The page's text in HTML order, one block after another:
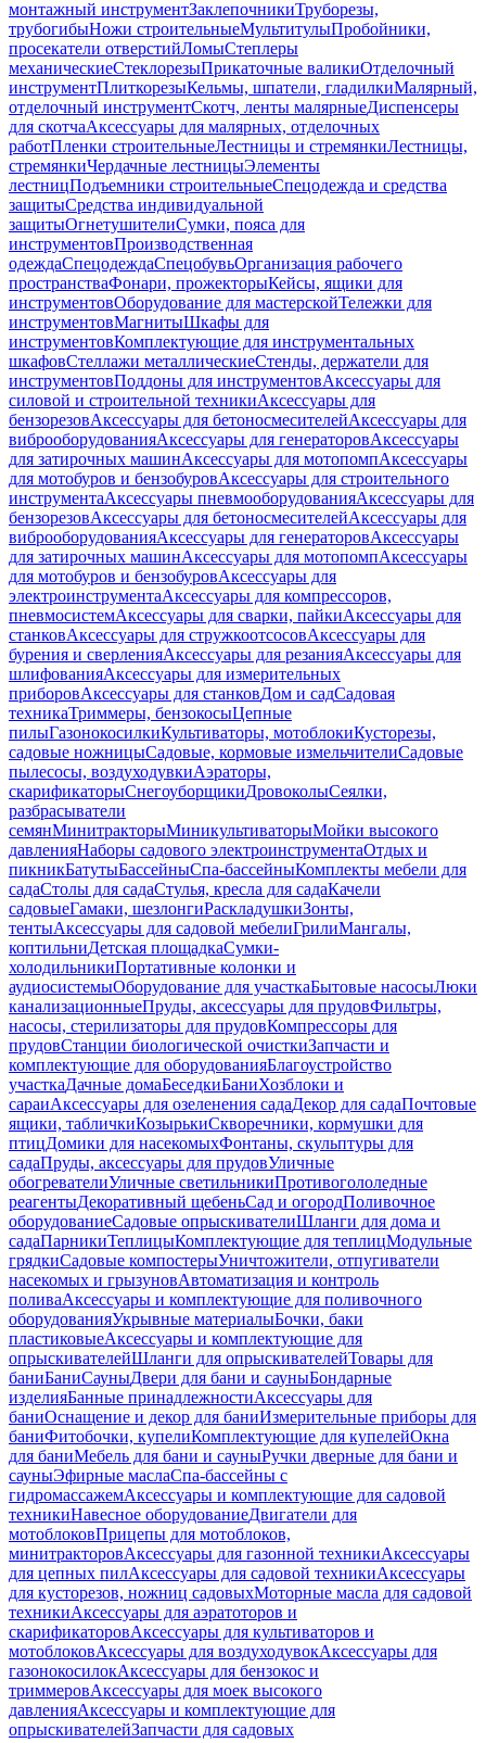
монтажный инструментЗаклепочникиТруборезы,
трубогибыНожи строительныеМультитулыПробойники,
просекатели отверстийЛомыСтеплеры
механическиеСтеклорезыПрикаточные валикиОтделочный
инструментПлиткорезыКельмы, шпатели, гладилкиМалярный,
отделочный инструментСкотч, ленты малярныеДиспенсеры
для скотчаАксессуары для малярных, отделочных
работПленки строительныеЛестницы и стремянкиЛестницы,
стремянкиЧердачные лестницыЭлементы
лестницПодъемники строительныеСпецодежда и средства
защитыСредства индивидуальной
защитыОгнетушителиСумки, пояса для
инструментовПроизводственная
одеждаСпецодеждаСпецобувьОрганизация рабочего
пространстваФонари, прожекторыКейсы, ящики для
инструментовОборудование для мастерскойТележки для
инструментовМагнитыШкафы для
инструментовКомплектующие для инструментальных
шкафовСтеллажи металлическиеСтенды, держатели для
инструментовПоддоны для инструментовАксессуары для
силовой и строительной техникиАксессуары для
бензорезовАксессуары для бетоносмесителейАксессуары для
виброоборудованияАксессуары для генераторовАксессуары
для затирочных машинАксессуары для мотопомпАксессуары
для мотобуров и бензобуровАксессуары для строительного
инструментаАксессуары пневмооборудованияАксессуары для
бензорезовАксессуары для бетоносмесителейАксессуары для
виброоборудованияАксессуары для генераторовАксессуары
для затирочных машинАксессуары для мотопомпАксессуары
для мотобуров и бензобуровАксессуары для
электроинструментаАксессуары для компрессоров,
пневмосистемАксессуары для сварки, пайкиАксессуары для
станковАксессуары для стружкоотсосовАксессуары для
бурения и сверленияАксессуары для резанияАксессуары для
шлифованияАксессуары для измерительных
приборовАксессуары для станковДом и садСадовая
техникаТриммеры, бензокосыЦепные
пилыГазонокосилкиКультиваторы, мотоблокиКусторезы,
садовые ножницыСадовые, кормовые измельчителиСадовые
пылесосы, воздуходувкиАэраторы,
скарификаторыСнегоуборщикиДровоколыСеялки,
разбрасыватели
семянМинитракторыМиникультиваторыМойки высокого
давленияНаборы садового электроинструментаОтдых и
пикникБатутыБассейныСпа-бассейныКомплекты мебели для
садаСтолы для садаСтулья, кресла для садаКачели
садовыеГамаки, шезлонгиРаскладушкиЗонты,
тентыАксессуары для садовой мебелиГрилиМангалы,
коптильниДетская площадкаСумки-
холодильникиПортативные колонки и
аудиосистемыОборудование для участкаБытовые насосыЛюки
канализационныеПруды, аксессуары для прудовФильтры,
насосы, стерилизаторы для прудовКомпрессоры для
прудовСтанции биологической очисткиЗапчасти и
комплектующие для оборудованияБлагоустройство
участкаДачные домаБеседкиБаниХозблоки и
сараиАксессуары для озеленения садаДекор для садаПочтовые
ящики, табличкиКозырькиСкворечники, кормушки для
птицДомики для насекомыхФонтаны, скульптуры для
садаПруды, аксессуары для прудовУличные
обогревателиУличные светильникиПротивогололедные
реагентыДекоративный щебеньСад и огородПоливочное
оборудованиеСадовые опрыскивателиШланги для дома и
садаПарникиТеплицыКомплектующие для теплицМодульные
грядкиСадовые компостерыУничтожители, отпугиватели
насекомых и грызуновАвтоматизация и контроль
поливаАксессуары и комплектующие для поливочного
оборудованияУкрывные материалыБочки, баки
пластиковыеАксессуары и комплектующие для
опрыскивателейШланги для опрыскивателейТовары для
баниБаниСауныДвери для бани и сауныБондарные
изделияБанные принадлежностиАксессуары для
баниОснащение и декор для баниИзмерительные приборы для
баниФитобочки, купелиКомплектующие для купелейОкна
для баниМебель для бани и сауныРучки дверные для бани и
сауныЭфирные маслаСпа-бассейны с
гидромассажемАксессуары и комплектующие для садовой
техникиНавесное оборудованиеДвигатели для
мотоблоковПрицепы для мотоблоков,
минитракторовАксессуары для газонной техникиАксессуары
для цепных пилАксессуары для садовой техникиАксессуары
для кусторезов, ножниц садовыхМоторные масла для садовой
техникиАксессуары для аэратоторов и
скарификаторовАксессуары для культиваторов и
мотоблоковАксессуары для воздуходувокАксессуары для
газонокосилокАксессуары для бензокос и
триммеровАксессуары для моек высокого
давленияАксессуары и комплектующие для
опрыскивателейЗапчасти для садовых